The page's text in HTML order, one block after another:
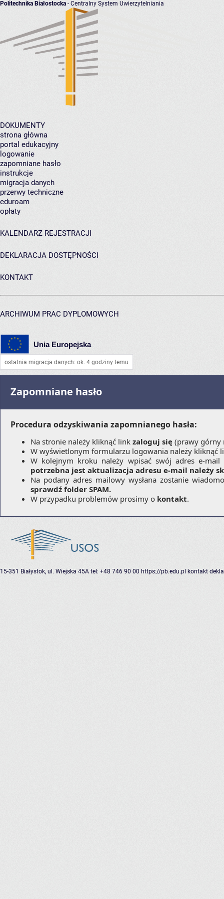
Politechnika Białostocka - Centralny System Uwierzytelniania
DOKUMENTY
strona główna
portal edukacyjny
logowanie
zapomniane hasło
instrukcje
migracja danych
przerwy techniczne
eduroam
opłaty
KALENDARZ REJESTRACJI
DEKLARACJA DOSTĘPNOŚCI
KONTAKT
ARCHIWUM PRAC DYPLOMOWYCH
Unia Europejska
ostatnia migracja danych: ok. 4 godziny temu
Zapomniane hasło
Procedura odzyskiwania zapomnianego hasła:
Na stronie należy kliknąć link zaloguj się (prawy górny
W wyświetlonym formularzu logowania należy kliknąć
W kolejnym kroku należy wpisać swój adres e-mail
potrzebna jest aktualizacja adresu e-mail należy
Na podany adres mailowy wysłana zostanie
sprawdź folder SPAM.
W przypadku problemów prosimy o kontakt.
15-351 Białystok, ul. Wiejska 45A tel: +48 746 90 00 https://pb.edu.pl kontakt